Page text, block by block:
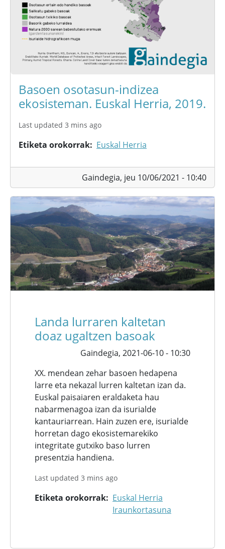
Basoen osotasun-indizea
ekosisteman. Euskal Herria, 2019.
Last updated 3 mins ago
Etiketa orokorrak Euskal Herria
Gaindegia, jeu 10/06/2021 - 10:40
Landa lurraren kaltetan
doaz ugaltzen basoak
Gaindegia, 2021-06-10 - 10:30
XX. mendean zehar basoen hedapena
larre eta nekazal lurren kaltetan izan da.
Euskal paisaiaren eraldaketa hau
nabarmenagoa izan da isurialde
kantauriarrean. Hain zuzen ere, isurialde
horretan dago ekosistemarekiko
integritate gutxiko baso lurren
presentzia handiena.
Last updated 3 mins ago
Etiketa orokorrak
Euskal Herria
Iraunkortasuna